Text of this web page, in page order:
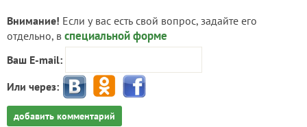
Внимание! Если у вас есть свой вопрос, задайте его
отдельно, в специальной форме
Ваш E-mail:
Или через:
добавить комментарий